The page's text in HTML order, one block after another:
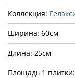
Коллекция:
Ширина: 60см
Длина: 25см
Площадь 1